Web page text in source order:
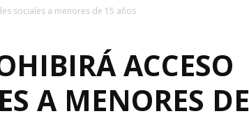
Juárez
sociales a menores de 15 años
ACCESO
A MENORES DE